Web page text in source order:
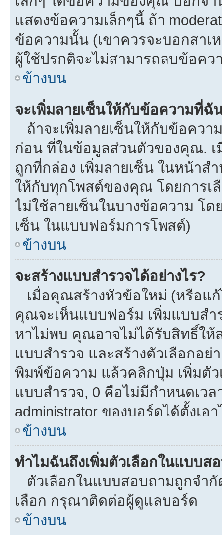
แสดงข้อความเล็กๆนี้ ถ้า
ข้อความนั้น (เขาควรจะบอกสา
ผู้ใช้ปรกติจะไม่สามารถลบข้อค
ข้างบน
จะเพิ่มลายเซ็นให้กับข้อความที่ฉั
ถ้าจะเพิ่มลายเซ็นให้กับข้อคว
ก่อน ที่ในข้อมูลส่วนตัวของคุณ.
ถูกที่กล่อง เพิ่มลายเซ็น ในหน้าส
ให้กับทุกโพสต์ของคุณ โดยการ
ไม่ใช้ลายเซ็นในบางข้อความ โด
เซ็น ในแบบฟอร์มการโพสต์)
ข้างบน
จะสร้างแบบสำรวจได้อย่างไร?
เมื่อคุณสร้างหัวข้อใหม่ (หรือแ
คุณจะเห็นแบบฟอร์ม เพิ่มแบบส
หาไม่พบ คุณอาจไม่ได้รับสิทธิ์ให้
แบบสำรวจ และสร้างตัวเลือกอย่
พิมพ์ข้อความ แล้วคลิกปุ่ม เพิ่มตั
แบบสำรวจ, 0 คือไม่มีกำหนดเว
administrator ของบอร์ดได้ตั้งเอา
ข้างบน
ทำไมฉันถึงเพิ่มตัวเลือกในแบบส
ตัวเลือกในแบบสอบถามถูกจำ
เลือก กรุณาติดต่อผู้ดูแลบอร์ด
ข้างบน